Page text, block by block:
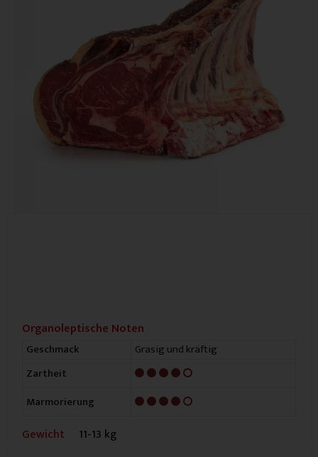
Organoleptische Noten
Geschmack
Grasig und kräftig
Zartheit
4/5
Marmorierung 4/5
Gewicht 11-13 kg